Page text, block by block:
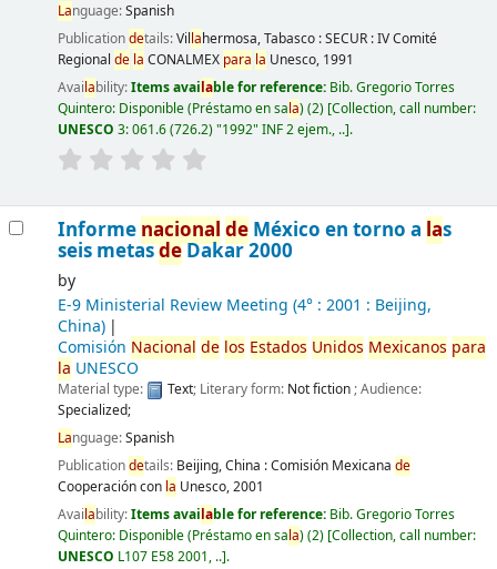
Language:Spanish
Publicationdetails:Villahermosa, Tabasco :SECUR : IV Comité
Regional de la CONALMEX para la Unesco, 1991
Availability:Items available for reference: Bib. Gregorio Torres
Quintero: Disponible (Préstamo en sala)(2) Collection, call number:
UNESCO 3: 061.6 (726.2) "1992" INF 2 ejem., .. .
Informe nacional deMéxico en torno a las
seis metasdeDakar 2000
by
E-9 Ministerial Review Meeting (4° : 2001 : Beijing,
China)
Comisión Nacional de los Estados Unidos Mexicanos para
la UNESCO
Material type: Text; Literary form: Not fiction; Audience:
Specialized;
Language:Spanish
Publicationdetails: Beijing, China :Comisión Mexicana de
Cooperación con la Unesco,2001
Availability:Items available for reference: Bib. Gregorio Torres
Quintero: Disponible (Préstamo en sala)(2) Collection, call number:
UNESCO L107 E58 2001, .. .